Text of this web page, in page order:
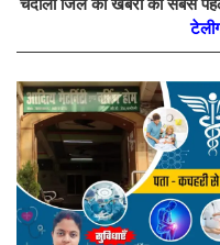
चंदौली जिले की खबरों को सबसे